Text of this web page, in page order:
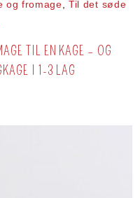
og fromage ,Til det søde
TIL EN KAGE – OG
I 1-3 LAG